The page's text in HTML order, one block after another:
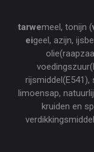
tarwemeel, tonijn (
eigeel, azijn,
rijsmiddel(E541),
limoensap,
kruiden en